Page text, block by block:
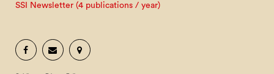
SSI Newsletter (4 publications / year)